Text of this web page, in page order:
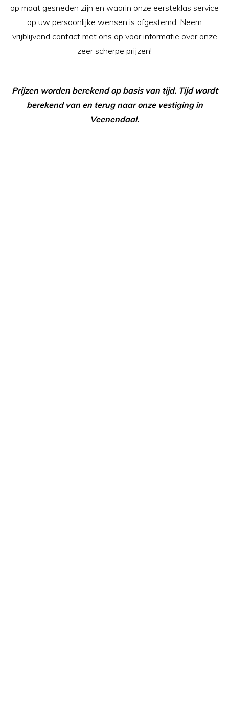
op maat gesneden zijn en waarin onze eersteklas service
op uw persoonlijke wensen is afgestemd. Neem
vrijblijvend contact met ons op voor informatie over onze
zeer scherpe prijzen!
Prijzen worden berekend op basis van tijd. Tijd wordt
berekend van en terug naar onze vestiging in
Veenendaal.